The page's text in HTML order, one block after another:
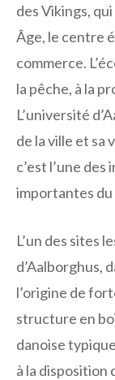
des Vikings,
Âge, le centre
commerce.
la pêche, à la
L’université
de la ville et sa
c’est l’une
importantes du
L’un des sites
d’Aalborghus,
l’origine de
structure en
danoise
à la disposition